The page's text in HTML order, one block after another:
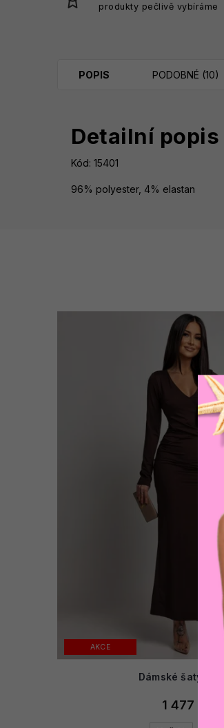
produkty pečlivě vybíráme
AKCE
Dámské šaty
1 477 Kč
POPIS PODOBNÉ (10)
Detailní
Kód: 15401
96% polyester, 4% elastan